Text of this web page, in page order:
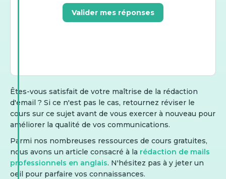
Valider mes réponses
Êtes-vous satisfait de votre maîtrise de la rédaction
d'email ? Si ce n'est pas le cas, retournez réviser le
cours sur ce sujet avant de vous exercer à nouveau pour
améliorer la qualité de vos communications.
Parmi nos nombreuses ressources de cours gratuites,
nous avons un article consacré à la rédaction de mails
professionnels en anglais. N'hésitez pas à y jeter un
oeil pour parfaire vos connaissances.